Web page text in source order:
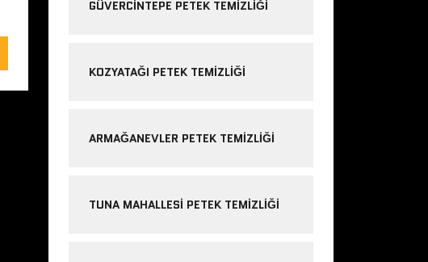
GÜVERCINTEPE PETEK TEMIZLIĞI
KOZYATAĞI PETEK TEMIZLIĞI
ARMAĞANEVLER PETEK TEMIZLIĞI
TUNA MAHALLESI PETEK TEMIZLIĞI